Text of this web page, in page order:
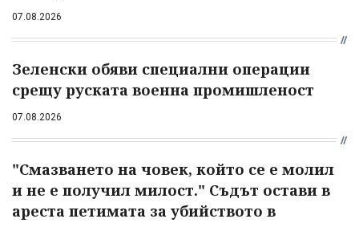
07.08.2026
Зеленски обяви специални операции
срещу руската военна промишленост
07.08.2026
"Смазването на човек, който се е молил
и не е получил милост." Съдът остави в
ареста петимата за убийството в